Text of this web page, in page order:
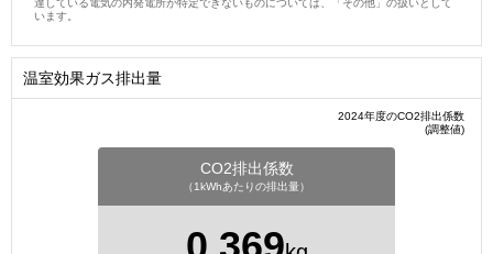
います。
温室効果ガス排出量
2024年度のCO2排出係数
(調整値)
CO2排出係数
（1kWhあたりの排出量）